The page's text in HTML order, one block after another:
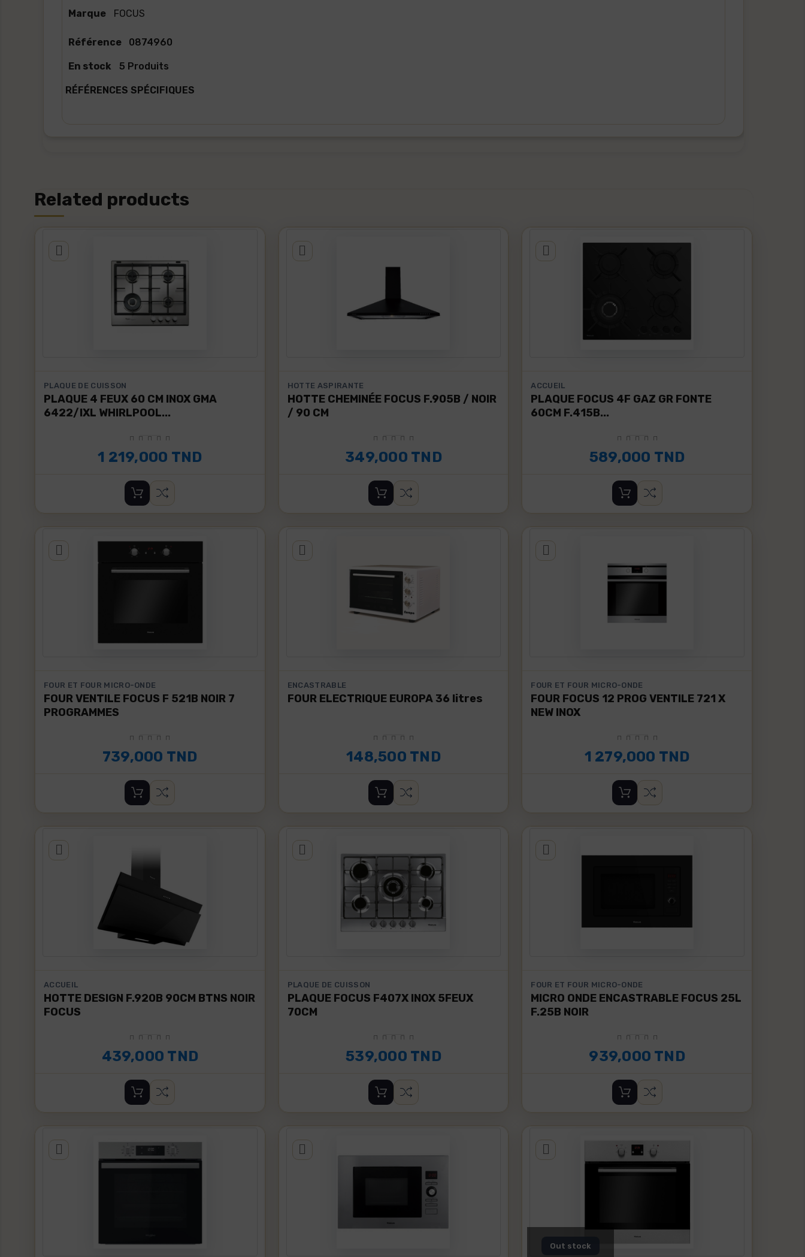
Marque FOCUS
Référence 0874960
En stock 5 Produits
RÉFÉRENCES SPÉCIFIQUES
Related products
PLAQUE DE CUISSON
PLAQUE 4 FEUX 60 CM INOX GMA
6422/IXL WHIRLPOOL...
1 219,000 TND
HOTTE ASPIRANTE
HOTTE CHEMINÉE FOCUS F.905B / NOIR
/ 90 CM
349,000 TND
ACCUEIL
PLAQUE FOCUS 4F GAZ GR FONTE
60CM F.415B...
589,000 TND
FOUR ET FOUR MICRO-ONDE
FOUR VENTILE FOCUS F 521B NOIR 7
PROGRAMMES
739,000 TND
ENCASTRABLE
FOUR ELECTRIQUE EUROPA 36 litres
148,500 TND
FOUR ET FOUR MICRO-ONDE
FOUR FOCUS 12 PROG VENTILE 721 X
NEW INOX
1 279,000 TND
ACCUEIL
HOTTE DESIGN F.920B 90CM BTNS NOIR
FOCUS
439,000 TND
PLAQUE DE CUISSON
PLAQUE FOCUS F407X INOX 5FEUX
70CM
539,000 TND
FOUR ET FOUR MICRO-ONDE
MICRO ONDE ENCASTRABLE FOCUS 25L
F.25B NOIR
939,000 TND
Out stock